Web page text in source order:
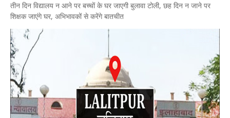
तीन दिन विद्यालय न आने पर बच्चों के घर जाएगी बुलावा टोली, छह दिन न जाने पर
शिक्षक जाएंगे घर, अभिभावकों से करेंगे बातचीत